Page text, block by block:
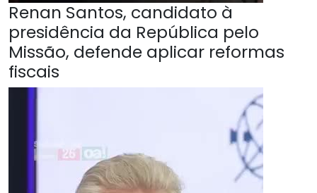
Renan Santos, candidato à
presidência da República pelo
Missão, defende aplicar reformas
fiscais